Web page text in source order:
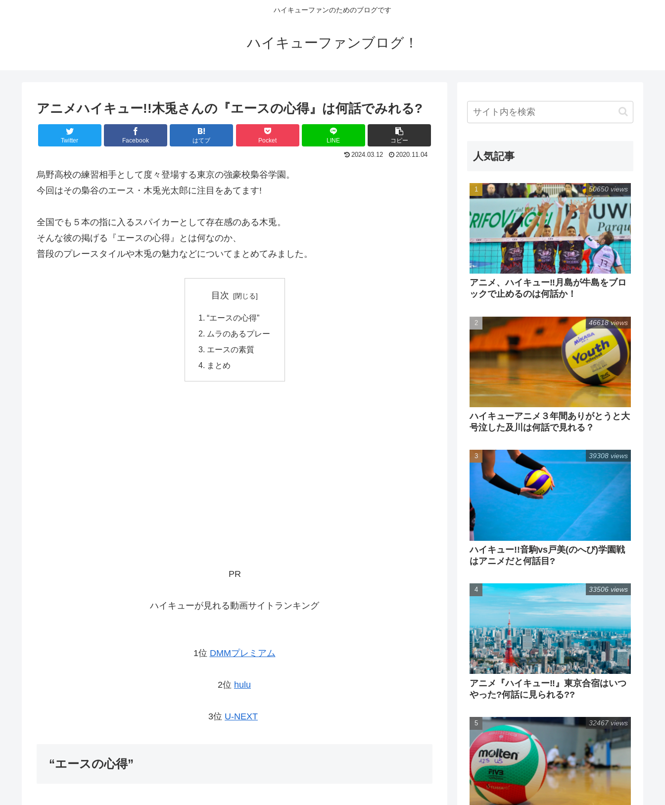
ハイキューファンのためのブログです
ハイキューファンブログ！
アニメハイキュー!!木兎さんの『エースの心得』は何話でみれる?
Twitter Facebook はてブ Pocket LINE コピー
2024.03.12 2020.11.04
烏野高校の練習相手として度々登場する東京の強豪校梟谷学園。
今回はその梟谷のエース・木兎光太郎に注目をあてます!
全国でも５本の指に入るスパイカーとして存在感のある木兎。
そんな彼の掲げる『エースの心得』とは何なのか、
普段のプレースタイルや木兎の魅力などについてまとめてみました。
目次
“エースの心得”
ムラのあるプレー
エースの素質
まとめ
PR
ハイキューが見れる動画サイトランキング
1位 DMMプレミアム
2位 hulu
3位 U-NEXT
“エースの心得”
人気記事
アニメ、ハイキュー‼月島が牛島をブロ
ックで止めるのは何話か！
50650 views
ハイキューアニメ３年間ありがとうと大
号泣した及川は何話で見れる？
46618 views
ハイキュー!!音駒vs戸美(のへび)学園戦
はアニメだと何話目?
39308 views
アニメ『ハイキュー‼』東京合宿はいつ
やった?何話に見られる??
33506 views
32467 views